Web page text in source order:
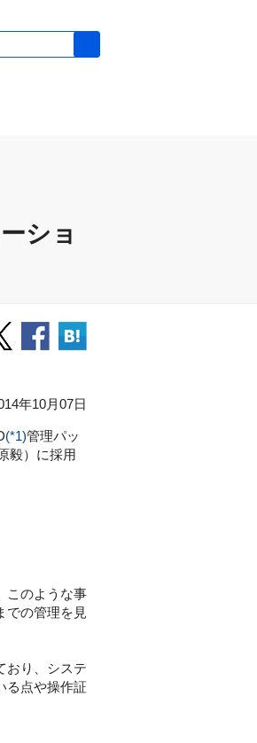
ショ
年10月07日
(*1)管理パッ
毅）に採用
このような事
での管理を見
おり、システ
る点や操作証